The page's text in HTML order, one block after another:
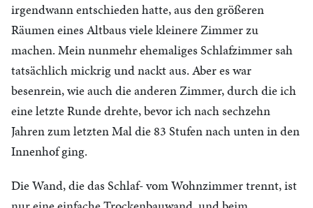
irgendwann entschieden hatte, aus den größeren
Räumen eines Altbaus viele kleinere Zimmer zu
machen. Mein nunmehr ehemaliges Schlafzimmer sah
tatsächlich mickrig und nackt aus. Aber es war
besenrein, wie auch die anderen Zimmer, durch die ich
eine letzte Runde drehte, bevor ich nach sechzehn
Jahren zum letzten Mal die 83 Stufen nach unten in den
Innenhof ging.
Die Wand, die das Schlaf- vom Wohnzimmer trennt, ist